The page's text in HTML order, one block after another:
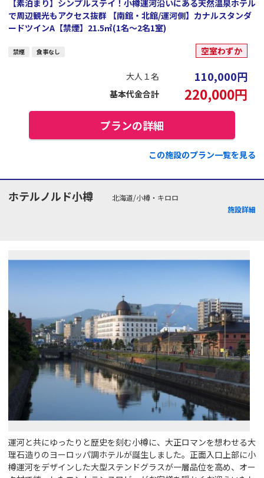
【素泊まり】シンプルステイ！小樽運河沿いにある天然温泉ホテル
で周辺観光もアクセス抜群 【南館・北館/運河側】カナルスタンダ
ードツインA【禁煙】21.5㎡(1名～2名1室)
禁煙 食事なし 空室わずか
大人１名 110,000円
基本代金合計 220,000円
プランの詳細
この施設のプラン一覧を見る
ホテルノルド小樽
北海道/小樽・キロロ
施設詳細
運河と共にゆったりと歴史を刻む小樽に、大正ロマンを想わせる大
理石造りのヨーロッパ調ホテルが誕生しました。正面入口上部に小
樽運河をデザインした大型ステンドグラスが一層品位を高め、オー